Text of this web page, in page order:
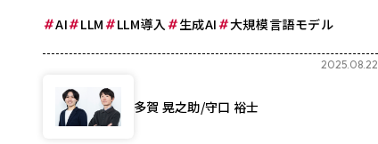
AI LLM LLM導入 生成AI 大規模言語モデル
2025.08.22
多賀 晃之助/守口 裕士